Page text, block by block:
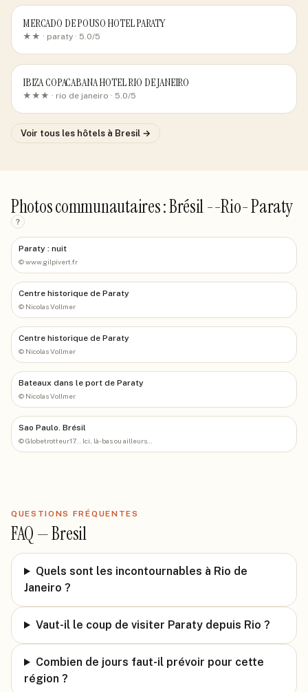
MERCADO DE POUSO HOTEL PARATY
★★ · paraty · 5.0/5
IBIZA COPACABANA HOTEL RIO DE JANEIRO
★★★ · rio de janeiro · 5.0/5
Voir tous les hôtels à Bresil →
Photos communautaires : Brésil --Rio- Paraty
?
Paraty : nuit
©www.gilpivert.fr
Centre historique de Paraty
© Nicolas Vollmer
Centre historique de Paraty
© Nicolas Vollmer
Bateaux dans le port de Paraty
© Nicolas Vollmer
Sao Paulo. Brésil
©Globetrotteur17... Ici, là-bas ou ailleurs...
QUESTIONS FRÉQUENTES
FAQ —Bresil
Quels sont les incontournables à Rio de
Janeiro ?
Vaut-il le coup de visiter Paraty depuis Rio ?
Combien de jours faut-il prévoir pour cette
région ?